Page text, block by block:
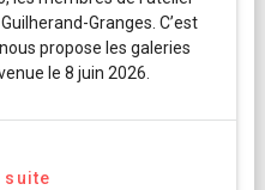
Granges. C’est
propose les galeries
le 8 juin 2026.
suite